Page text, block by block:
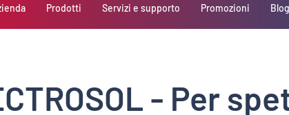
Prodotti Servizi e supporto Promozioni Blog
- Per